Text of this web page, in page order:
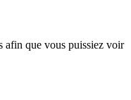
afin que vous puissiez voir